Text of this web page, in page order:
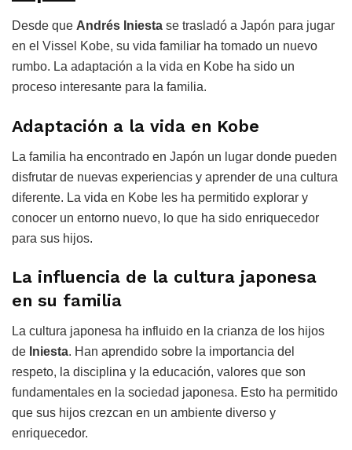
Desde que Andrés Iniesta se trasladó a Japón para jugar
en el Vissel Kobe, su vida familiar ha tomado un nuevo
rumbo. La adaptación a la vida en Kobe ha sido un
proceso interesante para la familia.
Adaptación a la vida en Kobe
La familia ha encontrado en Japón un lugar donde pueden
disfrutar de nuevas experiencias y aprender de una cultura
diferente. La vida en Kobe les ha permitido explorar y
conocer un entorno nuevo, lo que ha sido enriquecedor
para sus hijos.
La influencia de la cultura japonesa
en su familia
La cultura japonesa ha influido en la crianza de los hijos
de Iniesta. Han aprendido sobre la importancia del
respeto, la disciplina y la educación, valores que son
fundamentales en la sociedad japonesa. Esto ha permitido
que sus hijos crezcan en un ambiente diverso y
enriquecedor.